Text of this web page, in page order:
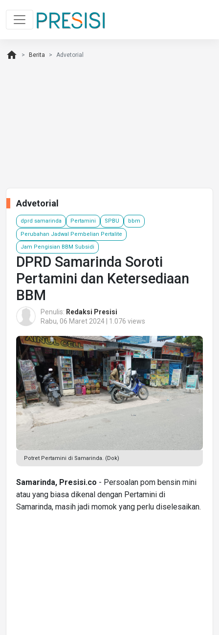
home Berita Advetorial
Advetorial
dprd samarinda Pertamini SPBU bbm
Perubahan Jadwal Pembelian Pertalite
Jam Pengisian BBM Subsidi
DPRD Samarinda Soroti
Pertamini dan Ketersediaan
BBM
Penulis: Redaksi Presisi
Rabu, 06 Maret 2024 | 1.076 views
Potret Pertamini di Samarinda. (Dok)
Samarinda, Presisi.co - Persoalan pom bensin mini
atau yang biasa dikenal dengan Pertamini di
Samarinda, masih jadi momok yang perlu diselesaikan.